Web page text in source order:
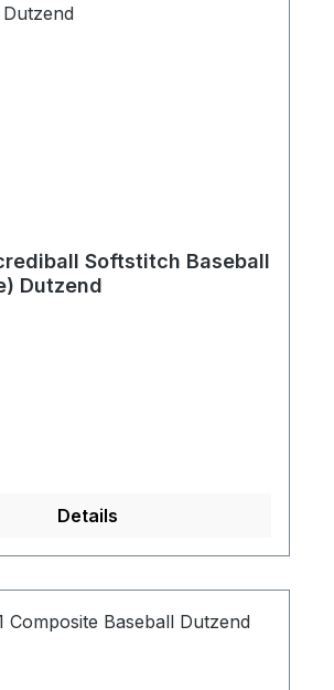
Softstitch Baseball
Dutzend
Details